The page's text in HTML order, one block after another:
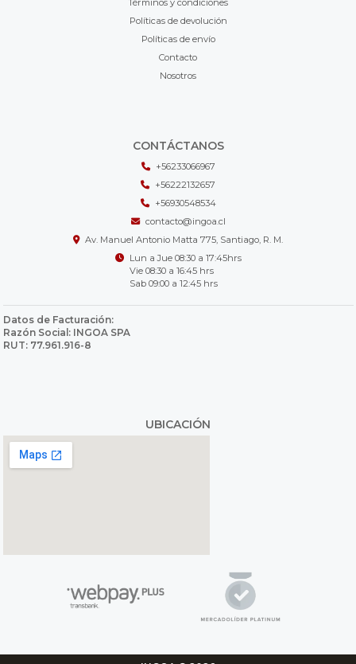
Políticas de devolución
Políticas de envío
Contacto
Nosotros
CONTÁCTANOS
+56233066967
+56222132657
+56930548534
contacto@ingoa.cl
Av. Manuel Antonio Matta 775, Santiago, R. M.
Lun a Jue 08:30 a 17:45hrs
Vie 08:30 a 16:45 hrs
Sab 09:00 a 12:45 hrs
Datos de Facturación:
Razón Social: INGOA SPA
RUT: 77.961.916-8
UBICACIÓN